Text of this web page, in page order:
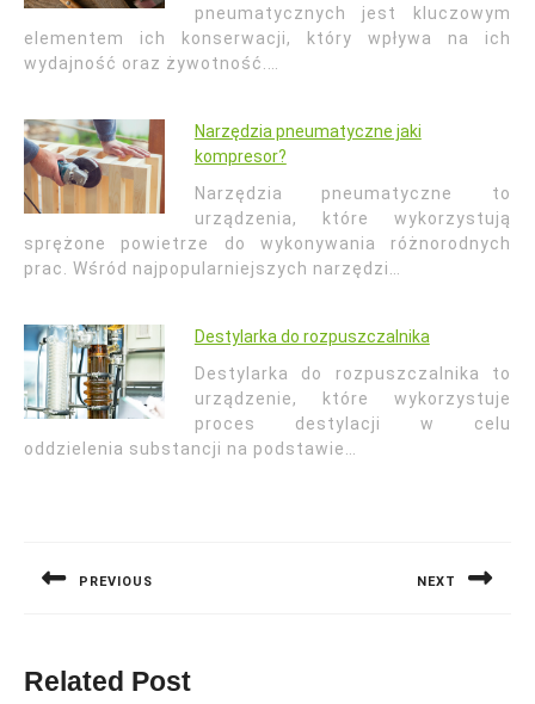
pneumatycznych jest kluczowym
elementem ich konserwacji, który wpływa na ich
wydajność oraz żywotność.…
Narzędzia pneumatyczne jaki
kompresor?
Narzędzia pneumatyczne to
urządzenia, które wykorzystują
sprężone powietrze do wykonywania różnorodnych
prac. Wśród najpopularniejszych narzędzi…
Destylarka do rozpuszczalnika
Destylarka do rozpuszczalnika to
urządzenie, które wykorzystuje
proces destylacji w celu
oddzielenia substancji na podstawie…
PREVIOUS NEXT
Related Post